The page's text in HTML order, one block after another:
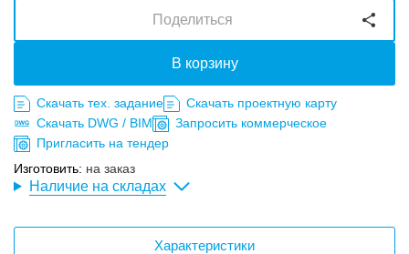
Изготовить: на заказ
В корзину
Поделиться
Скачать тех. задание
Скачать проектную карту
Скачать DWG / BIM
Запросить коммерческое
Пригласить на тендер
Наличие на складах
Характеристики